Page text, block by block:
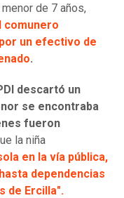
de 7 años,
comunero
un efectivo de
.
descartó un
se encontraba
fueron
la niña
en la vía pública,
dependencias
de Ercilla".